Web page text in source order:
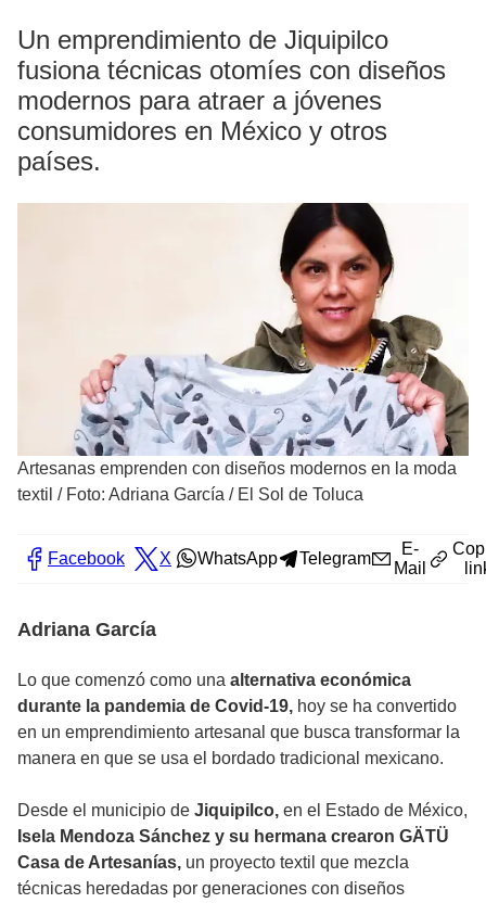
Un emprendimiento de Jiquipilco
fusiona técnicas otomíes con diseños
modernos para atraer a jóvenes
consumidores en México y otros
países.
Artesanas emprenden con diseños modernos en la moda
textil / Foto: Adriana García / El Sol de Toluca
Facebook X WhatsApp Telegram
E-
Mail
Adriana García
Lo que comenzó como una alternativa económica
durante la pandemia de Covid-19, hoy se ha convertido
en un emprendimiento artesanal que busca transformar la
manera en que se usa el bordado tradicional mexicano.
Desde el municipio de Jiquipilco, en el Estado de México,
Isela Mendoza Sánchez y su hermana crearon GÄTÜ
Casa de Artesanías, un proyecto textil que mezcla
técnicas heredadas por generaciones con diseños